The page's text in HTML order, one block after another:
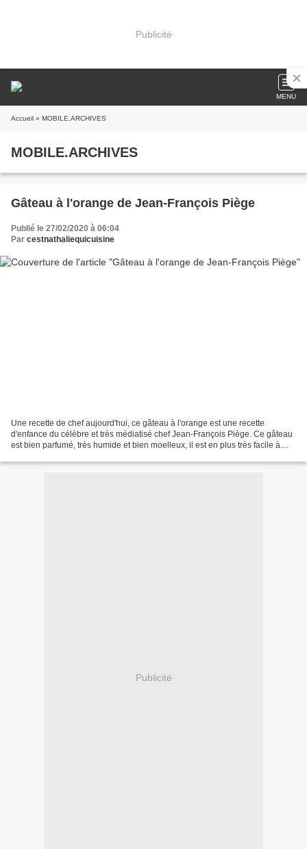
Publicité
MENU
Accueil » MOBILE.ARCHIVES
MOBILE.ARCHIVES
Gâteau à l'orange de Jean-François Piège
Publié le 27/02/2020 à 06:04
Par cestnathaliequicuisine
Une recette de chef aujourd'hui, ce gâteau à l'orange est une recette
d'enfance du célèbre et très médiatisé chef Jean-François Piège. Ce gâteau
est bien parfumé, très humide et bien moelleux, il est en plus très facile à
Publicité